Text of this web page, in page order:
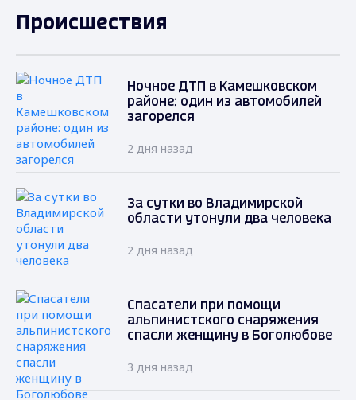
Происшествия
Ночное ДТП в Камешковском
районе: один из автомобилей
загорелся
2 дня назад
За сутки во Владимирской
области утонули два человека
2 дня назад
Спасатели при помощи
альпинистского снаряжения
спасли женщину в Боголюбове
3 дня назад